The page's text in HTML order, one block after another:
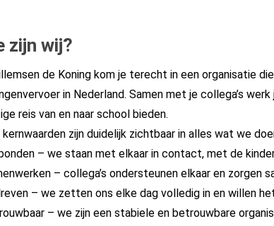
zijn wij?
de Koning kom je terecht in een organisatie
in Nederland. Samen met je collega’s
reis van en naar school bieden.
kernwaarden zijn duidelijk zichtbaar in alles wat we
– we staan met elkaar in contact, met de
– collega’s ondersteunen elkaar en zorgen
– we zetten ons elke dag volledig in en willen
– we zijn een stabiele en betrouwbare